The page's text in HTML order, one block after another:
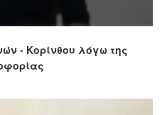
- Κορίνθου λόγω της